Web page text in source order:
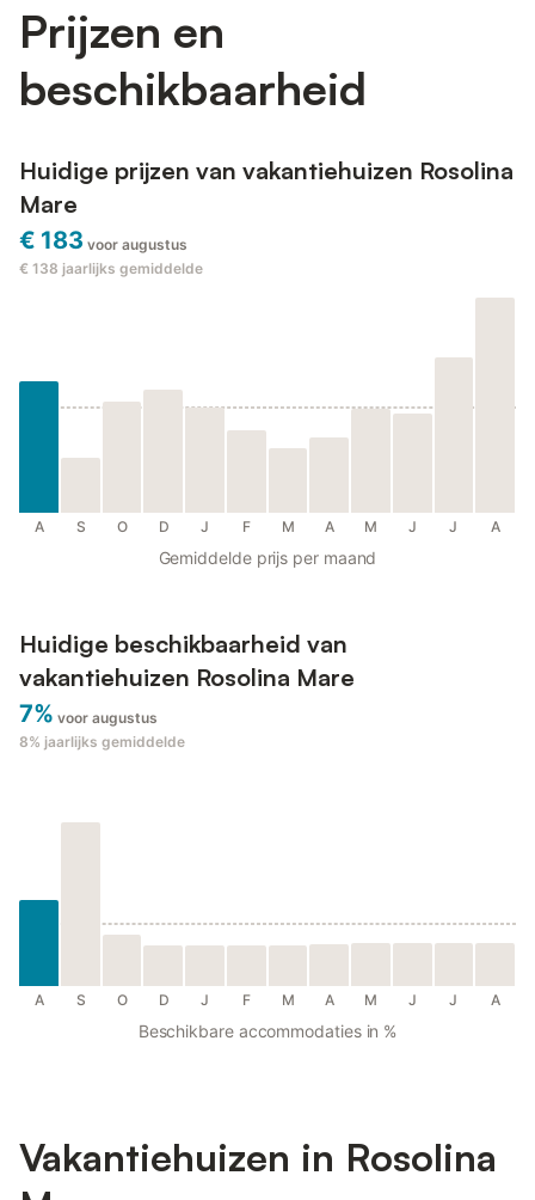
Prijzen en
beschikbaarheid
Huidige prijzen van vakantiehuizen Rosolina
Mare
€ 183 voor augustus
€ 138 jaarlijks gemiddelde
A S O D J F M A M J J A
Gemiddelde prijs per maand
Huidige beschikbaarheid van
vakantiehuizen Rosolina Mare
7% voor augustus
8% jaarlijks gemiddelde
A S O D J F M A M J J A
Beschikbare accommodaties in %
Vakantiehuizen in Rosolina